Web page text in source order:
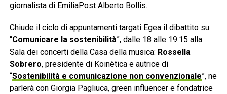
giornalista di EmiliaPost Alberto Bollis.
Chiude il ciclo di appuntamenti targati Egea il dibattito su
“Comunicare la sostenibilità”, dalle 18 alle 19.15 alla
Sala dei concerti della Casa della musica: Rossella
Sobrero, presidente di Koinètica e autrice di
“Sostenibilità e comunicazione non convenzionale”, ne
parlerà con Giorgia Pagliuca, green influencer e fondatrice